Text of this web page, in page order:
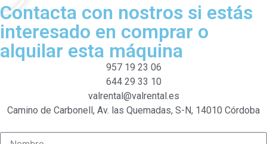
Contacta con nostros si estás
interesado en comprar o
alquilar esta máquina
957 19 23 06
644 29 33 10
valrental@valrental.es
Camino de Carbonell, Av. las Quemadas, S-N, 14010 Córdoba